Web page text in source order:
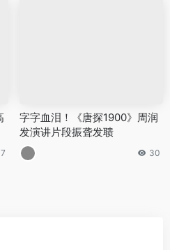
字字血泪！《唐探1900》周润
发演讲片段振聋发聩
30